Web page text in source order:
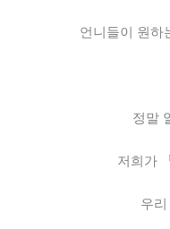
언니들이 원하
정말
저희가
우